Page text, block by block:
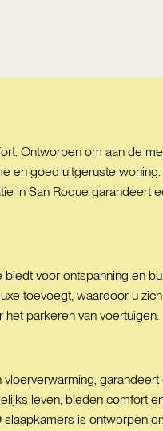
Ontworpen om aan de
en goed uitgeruste
in San Roque garandeert
voor ontspanning en
toevoegt, waardoor u
parkeren van voertuigen.
leven, bieden comfort
is ontworpen